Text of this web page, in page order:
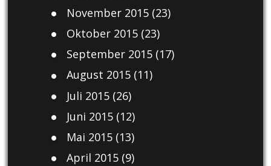
November 2015(23)
Oktober 2015(23)
September 2015(17)
August 2015(11)
Juli 2015(26)
Juni 2015(12)
Mai 2015(13)
April 2015(9)